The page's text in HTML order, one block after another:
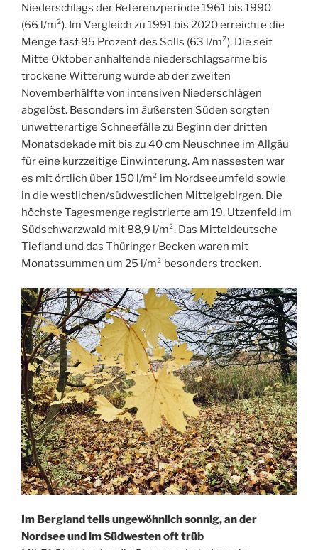
Niederschlags der Referenzperiode 1961 bis 1990
(66 l/m²). Im Vergleich zu 1991 bis 2020 erreichte die
Menge fast 95 Prozent des Solls (63 l/m²). Die seit
Mitte Oktober anhaltende niederschlagsarme bis
trockene Witterung wurde ab der zweiten
Novemberhälfte von intensiven Niederschlägen
abgelöst. Besonders im äußersten Süden sorgten
unwetterartige Schneefälle zu Beginn der dritten
Monatsdekade mit bis zu 40 cm Neuschnee im Allgäu
für eine kurzzeitige Einwinterung. Am nassesten war
es mit örtlich über 150 l/m² im Nordseeumfeld sowie
in die westlichen/südwestlichen Mittelgebirgen. Die
höchste Tagesmenge registrierte am 19. Utzenfeld im
Südschwarzwald mit 88,9 l/m². Das Mitteldeutsche
Tiefland und das Thüringer Becken waren mit
Monatssummen um 25 l/m² besonders trocken.
Im Bergland teils ungewöhnlich sonnig, an der
Nordsee und im Südwesten oft trüb